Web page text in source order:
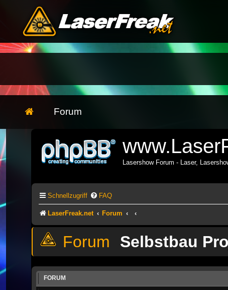
Forum
Lasershow Forum - Laser,
Schnellzugriff FAQ
LaserFreak.net Forum
Selbstbau
FORUM